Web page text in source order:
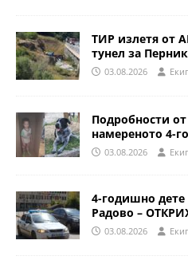
ТИР излетя от
тунел за
03.08.2026
Подробности
намереното 4-
03.08.2026
4-годишно дете
Радово –
03.08.2026